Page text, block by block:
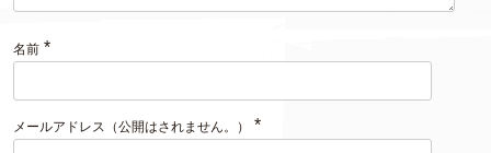
名前 *
メールアドレス（公開はされません。） *